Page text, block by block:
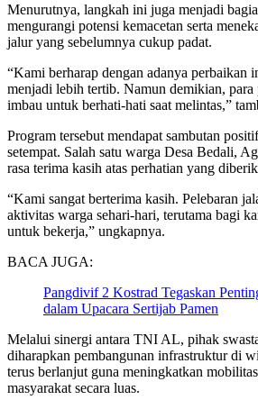
Menurutnya, langkah ini juga menjadi
mengurangi potensi kemacetan serta
jalur yang sebelumnya cukup padat.
“Kami berharap dengan adanya perbaikan
menjadi lebih tertib. Namun demikian, para
imbau untuk berhati-hati saat melintas,”
Program tersebut mendapat sambutan
setempat. Salah satu warga Desa Bedali,
rasa terima kasih atas perhatian yang
“Kami sangat berterima kasih. Pelebaran
aktivitas warga sehari-hari, terutama bagi
untuk bekerja,” ungkapnya.
BACA JUGA:
Pangdivif 2 Kostrad Tegaskan
dalam Upacara Sertijab Pamen
Melalui sinergi antara TNI AL, pihak
diharapkan pembangunan infrastruktur di
terus berlanjut guna meningkatkan
masyarakat secara luas.